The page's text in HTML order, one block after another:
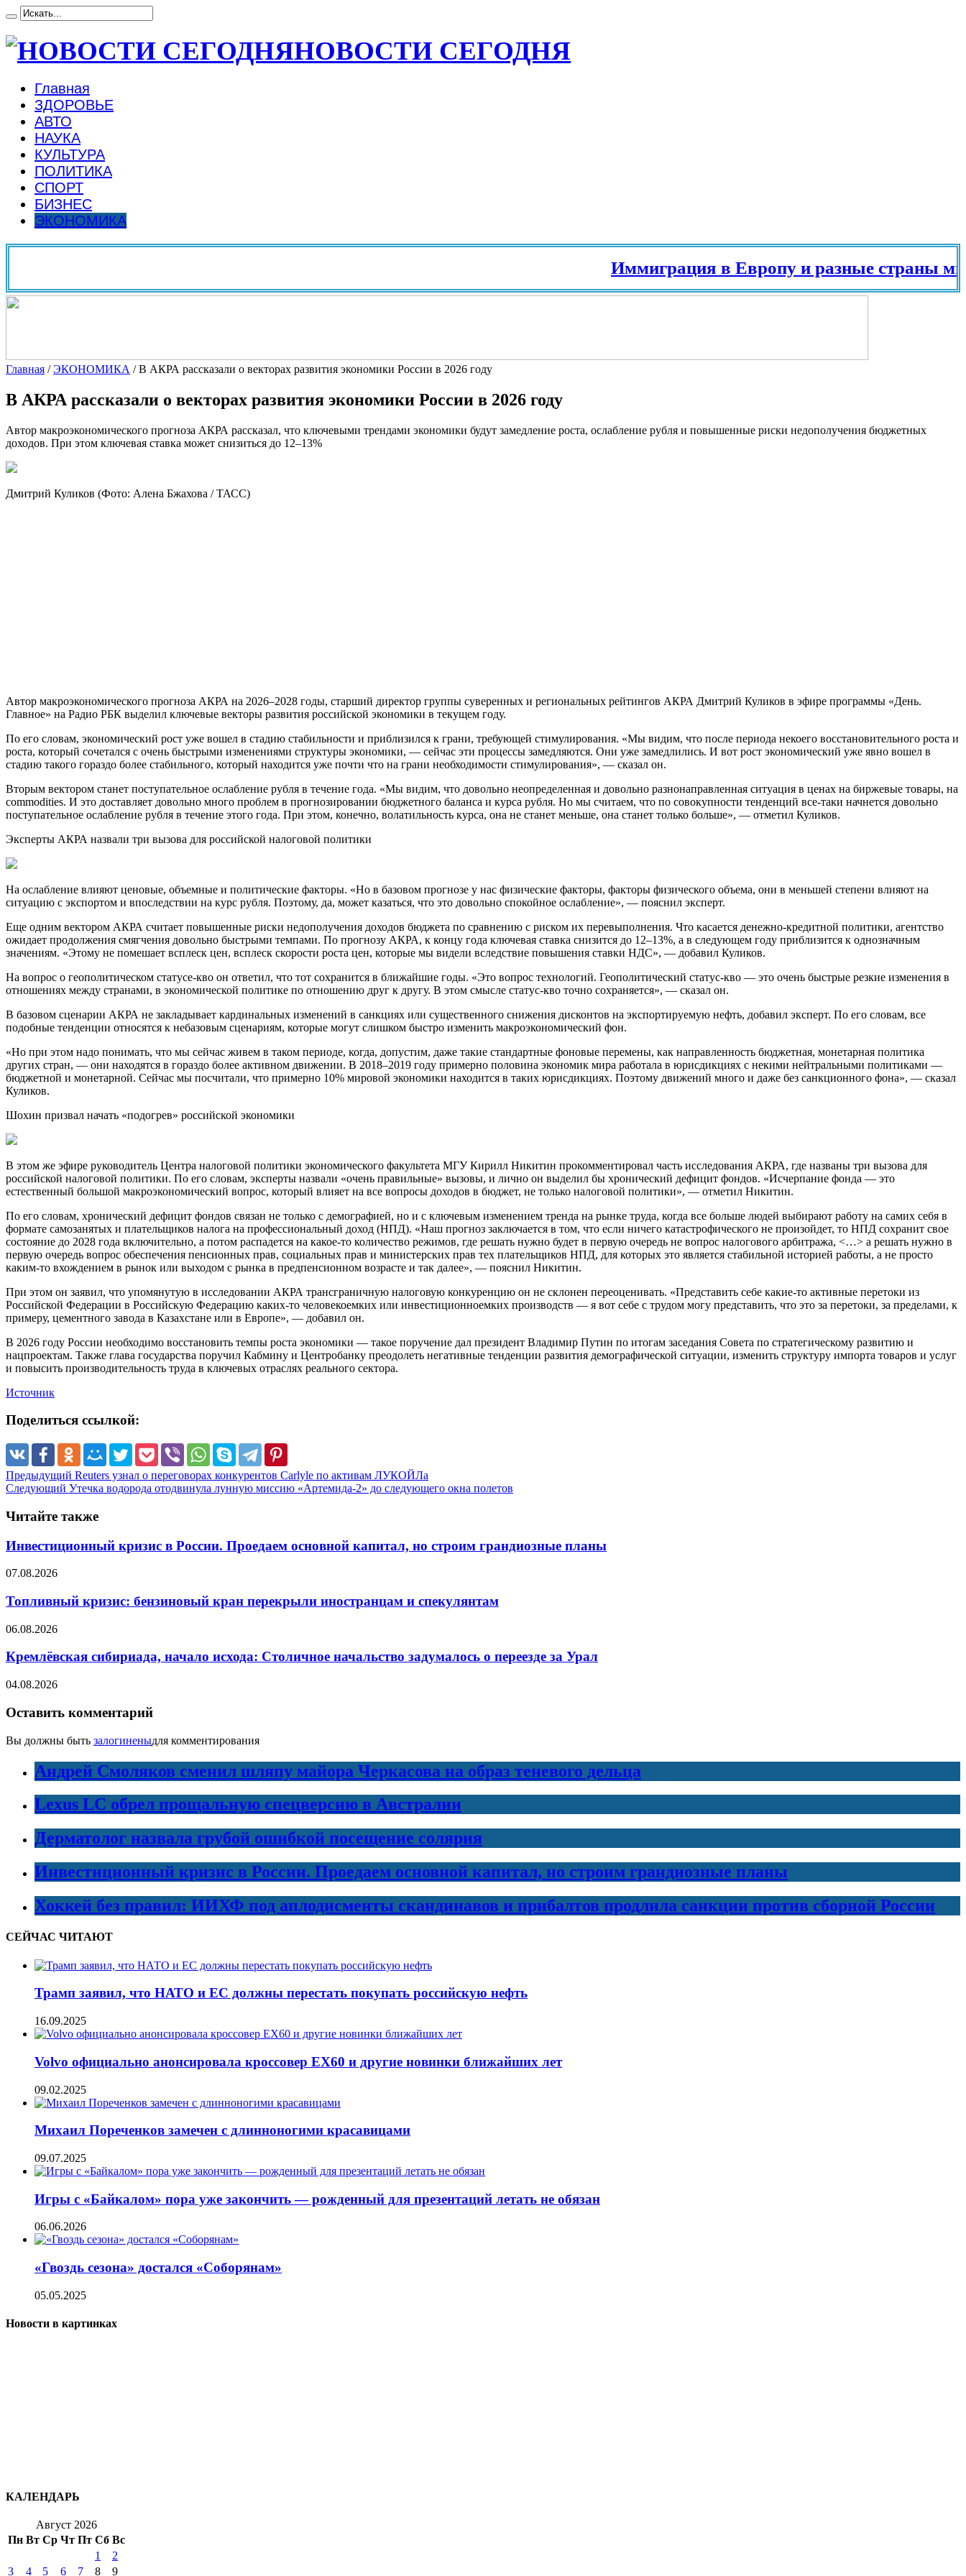
НОВОСТИ СЕГОДНЯ
Главная
ЗДОРОВЬЕ
АВТО
НАУКА
КУЛЬТУРА
ПОЛИТИКА
СПОРТ
БИЗНЕС
ЭКОНОМИКА
Иммиграция в Европу и разные страны мира
Главная /ЭКОНОМИКА /В АКРА рассказали о векторах развития экономики России в 2026 году
В АКРА рассказали о векторах развития экономики России в 2026 году
Автор макроэкономического прогноза АКРА рассказал, что ключевыми трендами экономики будут замедление роста, ослабление рубля и повышенные риски недополучения бюджетных
доходов. При этом ключевая ставка может снизиться до 12–13%
Дмитрий Куликов (Фото: Алена Бжахова / ТАСС)
Автор макроэкономического прогноза АКРА на 2026–2028 годы, старший директор группы суверенных и региональных рейтингов АКРА Дмитрий Куликов в эфире программы «День.
Главное» на Радио РБК выделил ключевые векторы развития российской экономики в текущем году.
По его словам, экономический рост уже вошел в стадию стабильности и приблизился к грани, требующей стимулирования. «Мы видим, что после периода некоего восстановительного роста и
роста, который сочетался с очень быстрыми изменениями структуры экономики, — сейчас эти процессы замедляются. Они уже замедлились. И вот рост экономический уже явно вошел в
стадию такого гораздо более стабильного, который находится уже почти что на грани необходимости стимулирования», — сказал он.
Вторым вектором станет поступательное ослабление рубля в течение года. «Мы видим, что довольно неопределенная и довольно разнонаправленная ситуация в ценах на биржевые товары, на
commodities. И это доставляет довольно много проблем в прогнозировании бюджетного баланса и курса рубля. Но мы считаем, что по совокупности тенденций все-таки начнется довольно
поступательное ослабление рубля в течение этого года. При этом, конечно, волатильность курса, она не станет меньше, она станет только больше», — отметил Куликов.
Эксперты АКРА назвали три вызова для российской налоговой политики
На ослабление влияют ценовые, объемные и политические факторы. «Но в базовом прогнозе у нас физические факторы, факторы физического объема, они в меньшей степени влияют на
ситуацию с экспортом и впоследствии на курс рубля. Поэтому, да, может казаться, что это довольно спокойное ослабление», — пояснил эксперт.
Еще одним вектором АКРА считает повышенные риски недополучения доходов бюджета по сравнению с риском их перевыполнения. Что касается денежно-кредитной политики, агентство
ожидает продолжения смягчения довольно быстрыми темпами. По прогнозу АКРА, к концу года ключевая ставка снизится до 12–13%, а в следующем году приблизится к однозначным
значениям. «Этому не помешает всплеск цен, всплеск скорости роста цен, которые мы видели вследствие повышения ставки НДС», — добавил Куликов.
На вопрос о геополитическом статусе-кво он ответил, что тот сохранится в ближайшие годы. «Это вопрос технологий. Геополитический статус-кво — это очень быстрые резкие изменения в
отношениях между странами, в экономической политике по отношению друг к другу. В этом смысле статус-кво точно сохраняется», — сказал он.
В базовом сценарии АКРА не закладывает кардинальных изменений в санкциях или существенного снижения дисконтов на экспортируемую нефть, добавил эксперт. По его словам, все
подобные тенденции относятся к небазовым сценариям, которые могут слишком быстро изменить макроэкономический фон.
«Но при этом надо понимать, что мы сейчас живем в таком периоде, когда, допустим, даже такие стандартные фоновые перемены, как направленность бюджетная, монетарная политика
других стран, — они находятся в гораздо более активном движении. В 2018–2019 году примерно половина экономик мира работала в юрисдикциях с некими нейтральными политиками —
бюджетной и монетарной. Сейчас мы посчитали, что примерно 10% мировой экономики находится в таких юрисдикциях. Поэтому движений много и даже без санкционного фона», — сказал
Куликов.
Шохин призвал начать «подогрев» российской экономики
В этом же эфире руководитель Центра налоговой политики экономического факультета МГУ Кирилл Никитин прокомментировал часть исследования АКРА, где названы три вызова для
российской налоговой политики. По его словам, эксперты назвали «очень правильные» вызовы, и лично он выделил бы хронический дефицит фондов. «Исчерпание фонда — это
естественный большой макроэкономический вопрос, который влияет на все вопросы доходов в бюджет, не только налоговой политики», — отметил Никитин.
По его словам, хронический дефицит фондов связан не только с демографией, но и с ключевым изменением тренда на рынке труда, когда все больше людей выбирают работу на самих себя в
формате самозанятых и плательщиков налога на профессиональный доход (НПД). «Наш прогноз заключается в том, что если ничего катастрофического не произойдет, то НПД сохранит свое
состояние до 2028 года включительно, а потом распадется на какое-то количество режимов, где решать нужно будет в первую очередь не вопрос налогового арбитража, <…> а решать нужно в
первую очередь вопрос обеспечения пенсионных прав, социальных прав и министерских прав тех плательщиков НПД, для которых это является стабильной историей работы, а не просто
каким-то вхождением в рынок или выходом с рынка в предпенсионном возрасте и так далее», — пояснил Никитин.
При этом он заявил, что упомянутую в исследовании АКРА трансграничную налоговую конкуренцию он не склонен переоценивать. «Представить себе какие-то активные перетоки из
Российской Федерации в Российскую Федерацию каких-то человекоемких или инвестиционноемких производств — я вот себе с трудом могу представить, что это за перетоки, за пределами, к
примеру, цементного завода в Казахстане или в Европе», — добавил он.
В 2026 году России необходимо восстановить темпы роста экономики — такое поручение дал президент Владимир Путин по итогам заседания Совета по стратегическому развитию и
нацпроектам. Также глава государства поручил Кабмину и Центробанку преодолеть негативные тенденции развития демографической ситуации, изменить структуру импорта товаров и услуг
и повысить производительность труда в ключевых отраслях реального сектора.
Источник
Поделиться ссылкой:
Предыдущий Reuters узнал о переговорах конкурентов Carlyle по активам ЛУКОЙЛа
Следующий Утечка водорода отодвинула лунную миссию «Артемида-2» до следующего окна полетов
Читайте также
Инвестиционный кризис в России. Проедаем основной капитал, но строим грандиозные планы
07.08.2026
Топливный кризис: бензиновый кран перекрыли иностранцам и спекулянтам
06.08.2026
Кремлёвская сибириада, начало исхода: Столичное начальство задумалось о переезде за Урал
04.08.2026
Оставить комментарий
Вы должны быть залогиненыдля комментирования
Андрей Смоляков сменил шляпу майора Черкасова на образ теневого дельца
Lexus LC обрел прощальную спецверсию в Австралии
Дерматолог назвала грубой ошибкой посещение солярия
Инвестиционный кризис в России. Проедаем основной капитал, но строим грандиозные планы
Хоккей без правил: ИИХФ под аплодисменты скандинавов и прибалтов продлила санкции против сборной России
СЕЙЧАС ЧИТАЮТ
Трамп заявил, что НАТО и ЕС должны перестать покупать российскую нефть
16.09.2025
Volvo официально анонсировала кроссовер EX60 и другие новинки ближайших лет
09.02.2025
Михаил Пореченков замечен с длинноногими красавицами
09.07.2025
Игры с «Байкалом» пора уже закончить — рожденный для презентаций летать не обязан
06.06.2026
«Гвоздь сезона» достался «Соборянам»
05.05.2025
Новости в картинках
КАЛЕНДАРЬ
Август 2026
Пн Вт Ср Чт Пт Сб Вс
1
2
3
4 5 6 7 8 9